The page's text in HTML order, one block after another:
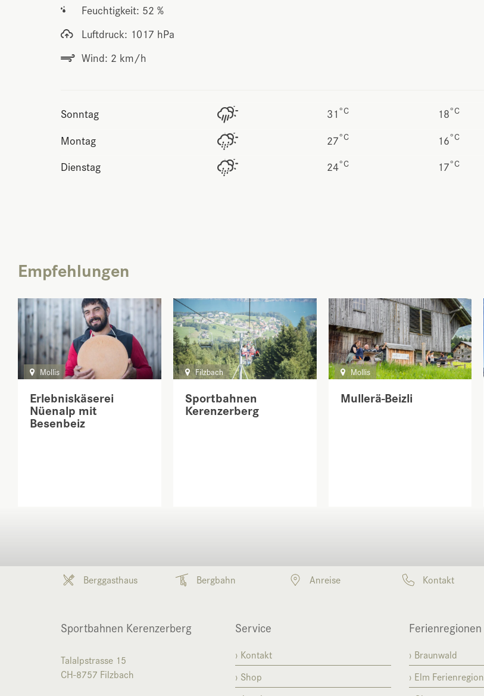
Feuchtigkeit: 52 %
Luftdruck: 1017 hPa
Wind: 2 km/h
Sonntag 31°C 18°C
Montag 27°C 16°C
Dienstag 24°C 17°C
Empfehlungen
Erlebniskäserei
Nüenalp mit
Besenbeiz
Mollis
Sportbahnen
Kerenzerberg
Filzbach
Mullerä-Beizli
Mollis
Berggasthaus Bergbahn Anreise Kontakt
Sportbahnen Kerenzerberg
Talalpstrasse 15
CH-8757 Filzbach
Service
Kontakt
Shop
Ferienregionen
Braunwald
Elm Ferienregion